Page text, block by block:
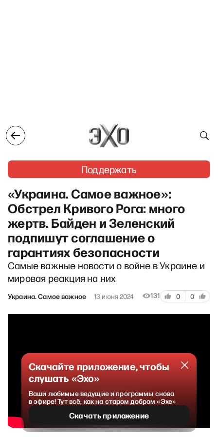
Поддержать
«Украина. Самое важное»:
Обстрел Кривого Рога: много
жертв. Байден и Зеленский
подпишут соглашение о
гарантиях безопасности
Самые важные новости о войне в Украине и
мировая реакция на них
Украина. Самое важное 13 июня 2024 131 0 0
Скачайте приложение, чтобы
слушать «Эхо»
Ваши любимые ведущие и программы снова
в эфире! Тут всё, как на старом добром «Эхе»
Скачать приложение